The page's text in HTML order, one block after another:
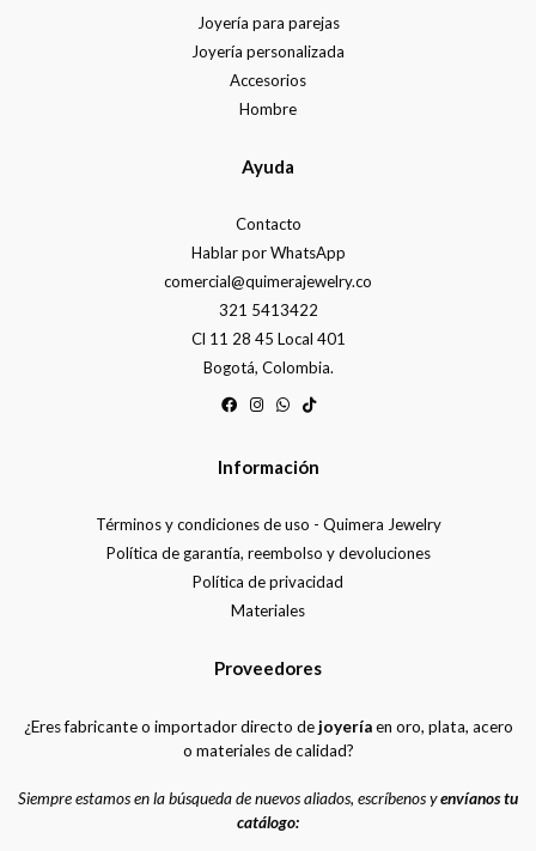
Joyería para parejas
Joyería personalizada
Accesorios
Hombre
Ayuda
Contacto
Hablar por WhatsApp
comercial@quimerajewelry.co
321 5413422
Cl 11 28 45 Local 401
Bogotá, Colombia.
Información
Términos y condiciones de uso - Quimera Jewelry
Política de garantía, reembolso y devoluciones
Política de privacidad
Materiales
Proveedores
¿Eres fabricante o importador directo dejoyeríaen oro, plata, acero
o materiales de calidad?
Siempre estamos en la búsqueda de nuevos aliados, escríbenos yenvíanos tu
catálogo: